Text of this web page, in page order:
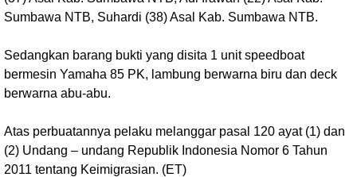
Sumbawa NTB, Suhardi (38) Asal Kab. Sumbawa NTB.
Sedangkan barang bukti yang disita 1 unit speedboat
bermesin Yamaha 85 PK, lambung berwarna biru dan deck
berwarna abu-abu.
Atas perbuatannya pelaku melanggar pasal 120 ayat (1) dan
(2) Undang – undang Republik Indonesia Nomor 6 Tahun
2011 tentang Keimigrasian. (ET)